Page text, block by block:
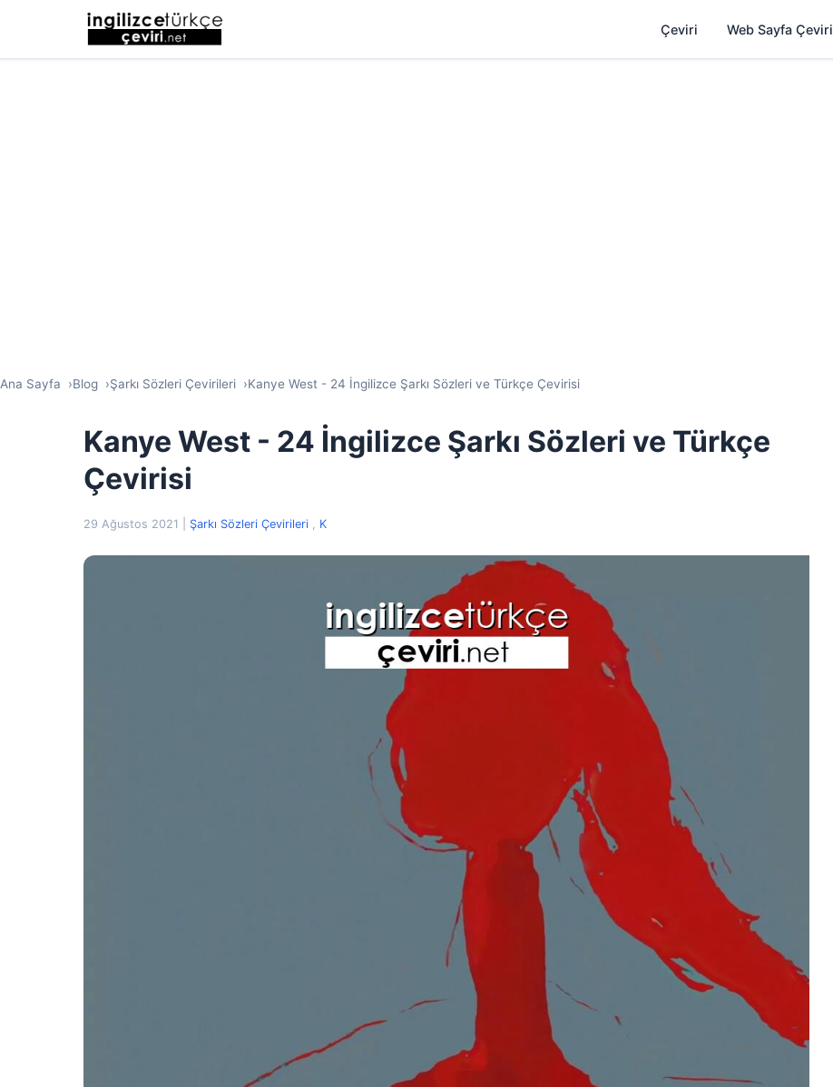
Çeviri Web Sayfa Çeviri
Ana Sayfa Blog Şarkı Sözleri Çevirileri Kanye West - 24 İngilizce Şarkı Sözleri ve Türkçe Çevirisi
Kanye West - 24 İngilizce Şarkı Sözleri ve Türkçe
Çevirisi
29 Ağustos 2021 Şarkı Sözleri Çevirileri , K